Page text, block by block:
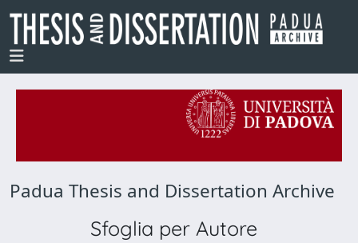
Padua Thesis and Dissertation Archive
Sfoglia per Autore